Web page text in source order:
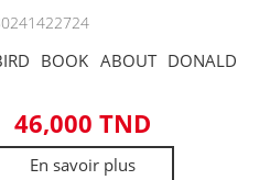
BOOK ABOUT DONALD
46,000 TND
En savoir plus